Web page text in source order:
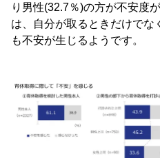
り男性(32.7％)の方が不安度
は、自分が取るときだけでな
も不安が生じるようです。